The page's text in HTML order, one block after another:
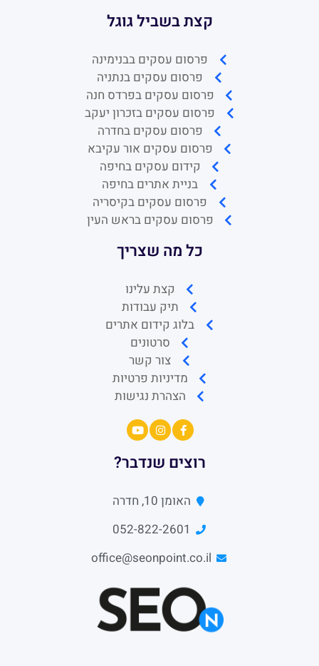
קצת בשביל גוגל
פרסום עסקים בבנימינה
פרסום עסקים בנתניה
פרסום עסקים בפרדס חנה
פרסום עסקים בזכרון יעקב
פרסום עסקים בחדרה
פרסום עסקים אור עקיבא
קידום עסקים בחיפה
בניית אתרים בחיפה
פרסום עסקים בקיסריה
פרסום עסקים בראש העין
כל מה שצריך
קצת עלינו
תיק עבודות
בלוג קידום אתרים
סרטונים
צור קשר
מדיניות פרטיות
הצהרת נגישות
רוצים שנדבר?
האומן 10, חדרה
052-822-2601
office@seonpoint.co.il